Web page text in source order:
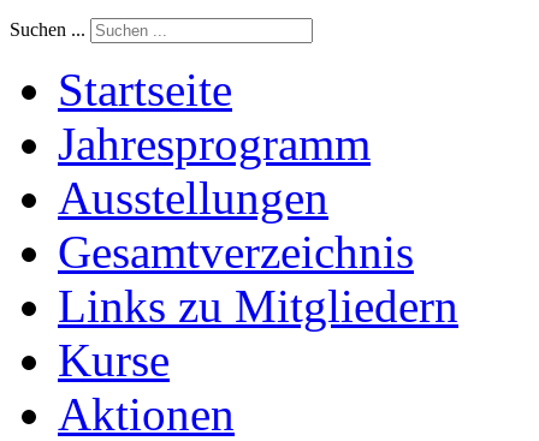
Suchen ...
Startseite
Jahresprogramm
Ausstellungen
Gesamtverzeichnis
Links zu Mitgliedern
Kurse
Aktionen